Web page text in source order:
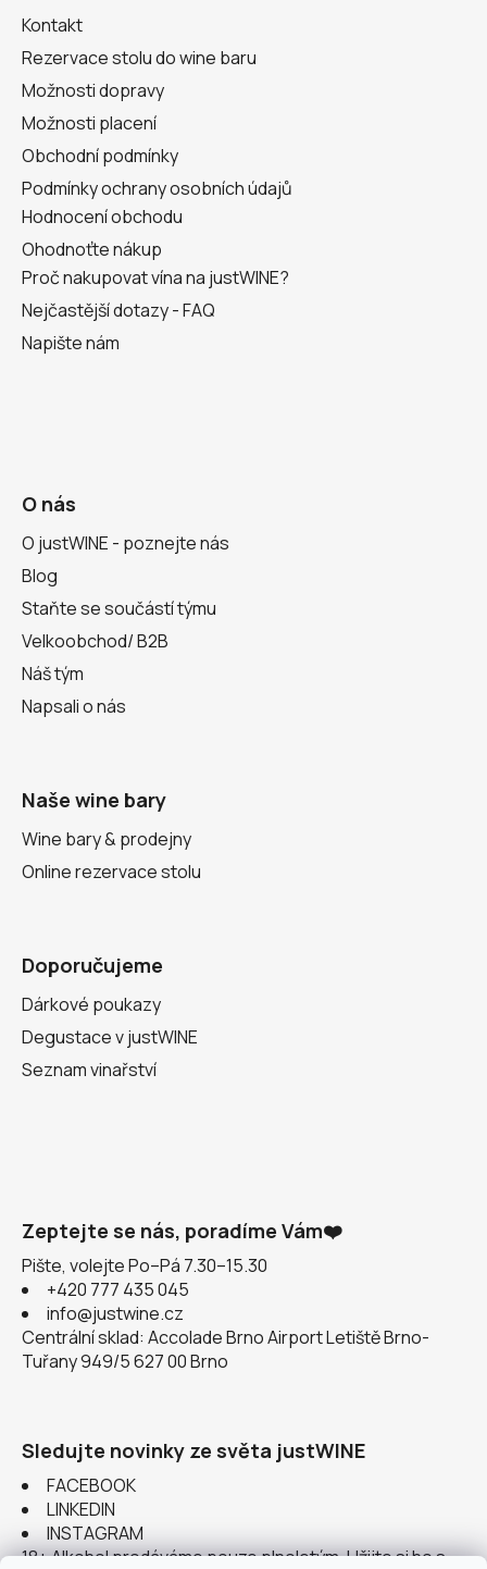
Kontakt
Rezervace stolu do wine baru
Možnosti dopravy
Možnosti placení
Obchodní podmínky
Podmínky ochrany osobních údajů
Hodnocení obchodu
Ohodnoťte nákup
Proč nakupovat vína na justWINE?
Nejčastější dotazy - FAQ
Napište nám
O nás
O justWINE - poznejte nás
Blog
Staňte se součástí týmu
Velkoobchod/ B2B
Náš tým
Napsali o nás
Naše wine bary
Wine bary & prodejny
Online rezervace stolu
Doporučujeme
Dárkové poukazy
Degustace v justWINE
Seznam vinařství
Zeptejte se nás, poradíme Vám❤️
Pište, volejte Po–Pá 7.30–15.30
+420 777 435 045
info@justwine.cz
Centrální sklad: Accolade Brno Airport Letiště Brno-
Tuřany 949/5 627 00 Brno
Sledujte novinky ze světa justWINE
FACEBOOK
LINKEDIN
INSTAGRAM
18+ Alkohol prodáváme pouze plnoletým. Užijte si ho s